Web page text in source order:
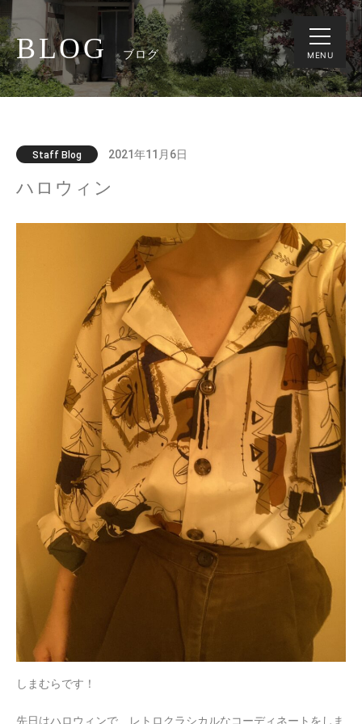
MENU
BLOG ブログ
Staff Blog 2021年11月6日
ハロウィン
しまむらです！
先日はハロウィンで、レトロクラシカルなコーディネートをしま